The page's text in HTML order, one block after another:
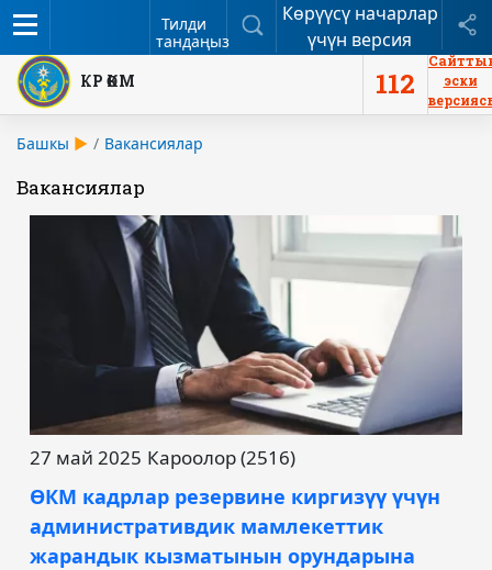
Меню
Тилди
тандаңыз
Издөө
Көрүүсү начарлар
үчүн версия
КР ӨКМ 112
эски
Башкы Вакансиялар
Вакансиялар
27 май 2025 Кароолор (2516)
ӨКМ кадрлар резервине киргизүү үчүн
административдик мамлекеттик
жарандык кызматынын орундарына